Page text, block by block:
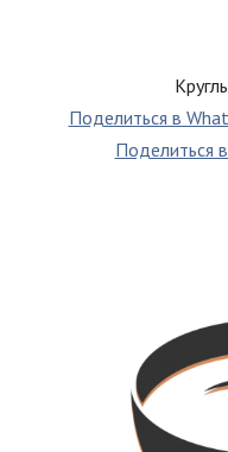
Поделиться в
Поделиться